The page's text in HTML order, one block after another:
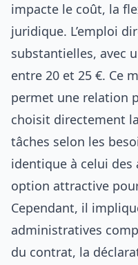
impacte le coût, la
juridique. L’emploi
substantielles, avec
entre 20 et 25 €. Ce
permet une relation
choisit directement
tâches selon les
identique à celui des
option attractive
Cependant, il
administratives
du contrat, la